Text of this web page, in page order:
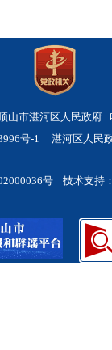
山市湛河区人民政府
号-1 湛河区人民
号
技术支持